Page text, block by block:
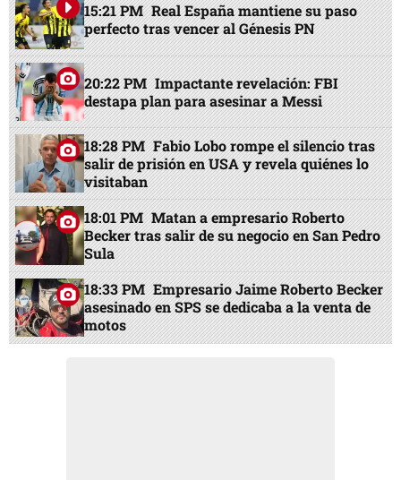
15:21 PM Real España mantiene su paso
perfecto tras vencer al Génesis PN
20:22 PM Impactante revelación: FBI
destapa plan para asesinar a Messi
18:28 PM Fabio Lobo rompe el silencio tras
salir de prisión en USA y revela quiénes lo
visitaban
18:01 PM Matan a empresario Roberto
Becker tras salir de su negocio en San Pedro
Sula
18:33 PM Empresario Jaime Roberto Becker
asesinado en SPS se dedicaba a la venta de
motos